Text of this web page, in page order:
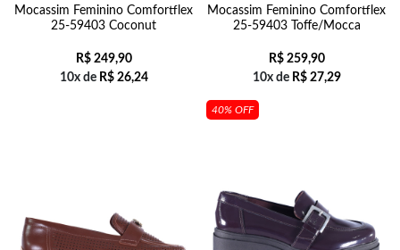
Mocassim Feminino Comfortflex
25-59403 Coconut
R$249,90
10x de R$26,24
Mocassim Feminino Comfortflex
25-59403 Toffe/Mocca
R$259,90
10x de R$27,29
40% OFF